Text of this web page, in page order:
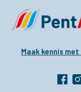
Maak kennis